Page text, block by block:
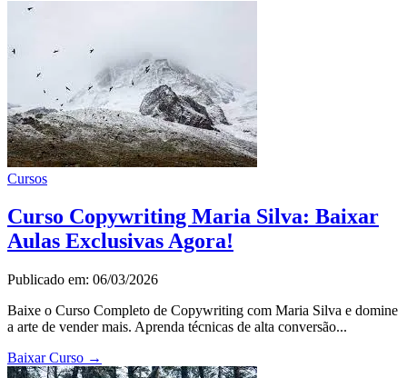
Cursos
Curso Copywriting Maria Silva: Baixar
Aulas Exclusivas Agora!
Publicado em: 06/03/2026
Baixe o Curso Completo de Copywriting com Maria Silva e domine
a arte de vender mais. Aprenda técnicas de alta conversão...
Baixar Curso →